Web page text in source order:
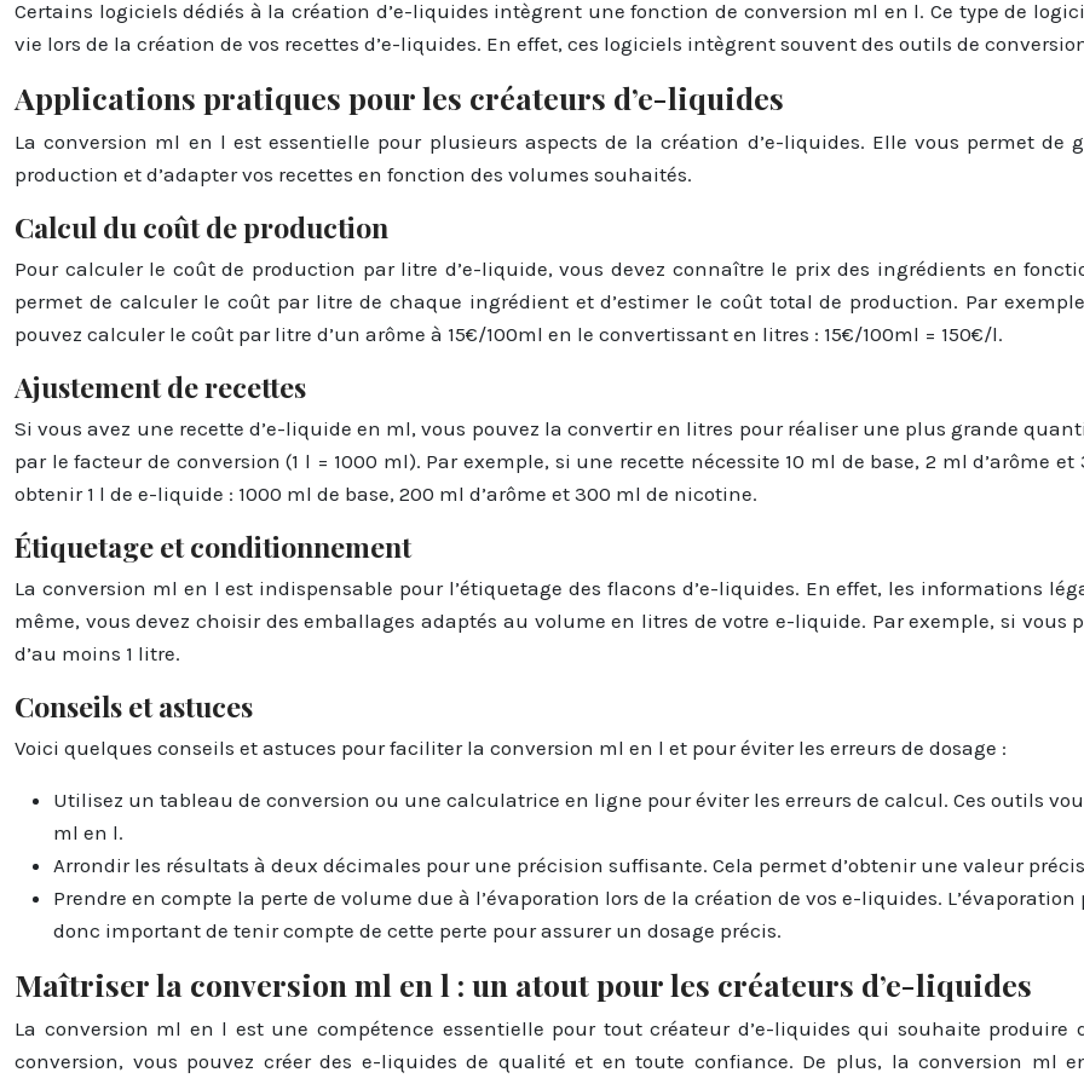
Certains logiciels dédiés à la création d’e-liquides intègrent une fonction de conversion ml en l. Ce type de
vie lors de la création de vos recettes d’e-liquides. En effet, ces logiciels intègrent souvent des outils de
Applications pratiques pour les créateurs d’e-liquides
La conversion ml en l est essentielle pour plusieurs aspects de la création d’e-liquides. Elle vous permet
production et d’adapter vos recettes en fonction des volumes souhaités.
Calcul du coût de production
Pour calculer le coût de production par litre d’e-liquide, vous devez connaître le prix des ingrédients en
permet de calculer le coût par litre de chaque ingrédient et d’estimer le coût total de production. Par
pouvez calculer le coût par litre d’un arôme à 15€/100ml en le convertissant en litres : 15€/100ml = 150€/l.
Ajustement de recettes
Si vous avez une recette d’e-liquide en ml, vous pouvez la convertir en litres pour réaliser une plus grande
par le facteur de conversion (1 l = 1000 ml). Par exemple, si une recette nécessite 10 ml de base, 2 ml d’arôme
obtenir 1 l de e-liquide : 1000 ml de base, 200 ml d’arôme et 300 ml de nicotine.
Étiquetage et conditionnement
La conversion ml en l est indispensable pour l’étiquetage des flacons d’e-liquides. En effet, les informations
même, vous devez choisir des emballages adaptés au volume en litres de votre e-liquide. Par exemple, si vous
d’au moins 1 litre.
Conseils et astuces
Voici quelques conseils et astuces pour faciliter la conversion ml en l et pour éviter les erreurs de dosage :
Utilisez un tableau de conversion ou une calculatrice en ligne pour éviter les erreurs de calcul. Ces outils
ml en l.
Arrondir les résultats à deux décimales pour une précision suffisante. Cela permet d’obtenir une valeur
Prendre en compte la perte de volume due à l’évaporation lors de la création de vos e-liquides.
donc important de tenir compte de cette perte pour assurer un dosage précis.
Maîtriser la conversion ml en l : un atout pour les créateurs d’e-liquides
La conversion ml en l est une compétence essentielle pour tout créateur d’e-liquides qui souhaite
conversion, vous pouvez créer des e-liquides de qualité et en toute confiance. De plus, la conversion ml